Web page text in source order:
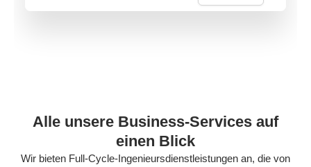
Alle unsere Business-Services auf
einen Blick
Wir bieten Full-Cycle-Ingenieursdienstleistungen an, die von